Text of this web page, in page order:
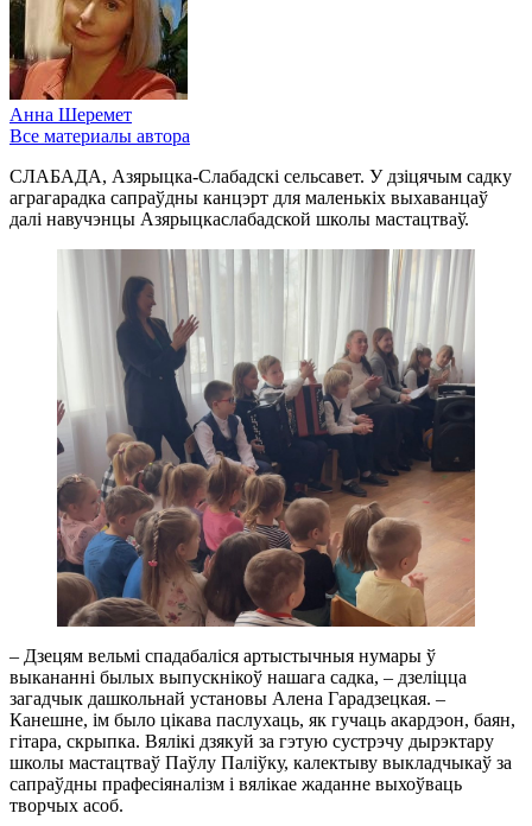
Анна Шеремет
Все материалы автора
СЛАБАДА, Азярыцка-Слабадскі сельсавет. У дзіцячым садку
аграгарадка сапраўдны канцэрт для маленькіх выхаванцаў
далі навучэнцы Азярыцкаслабадской школы мастацтваў.
– Дзецям вельмі спадабаліся артыстычныя нумары ў
выкананні былых выпускнікоў нашага садка, – дзеліцца
загадчык дашкольнай установы Алена Гарадзецкая. –
Канешне, ім было цікава паслухаць, як гучаць акардэон, баян,
гітара, скрыпка. Вялікі дзякуй за гэтую сустрэчу дырэктару
школы мастацтваў Паўлу Паліўку, калектыву выкладчыкаў за
сапраўдны прафесіяналізм і вялікае жаданне выхоўваць
творчых асоб.